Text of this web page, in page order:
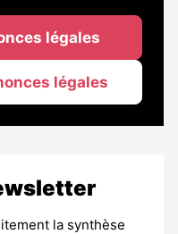
légales
légales
la synthèse